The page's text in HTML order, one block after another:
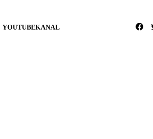
YOUTUBEKANAL